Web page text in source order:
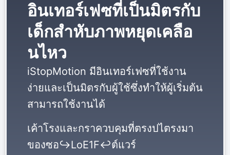
อินเทอร์เฟซที่เป็นมิตรกับ
เด็กสำหับภาพหยุดเคลือ
นไหว
iStopMotion มีอินเทอร์เฟซที่ใช้งาน
ง่ายและเป็นมิตรกับผู้ใช้ซึ่งทำให้ผู้เริ่มต้น
สามารถใช้งานได้
เค้าโรงและกราควบคุมที่ตรงปไตรงมา
ของซอ↪LoE1F↩ต์แวร์